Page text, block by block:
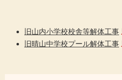
旧山内小学校校舎等解体工事
旧晴山中学校プール解体工事